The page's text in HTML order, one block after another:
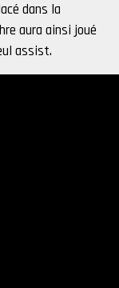
dans la
aura ainsi joué
assist.